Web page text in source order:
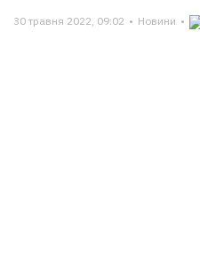
30 травня 2022, 09:02 • Новини •